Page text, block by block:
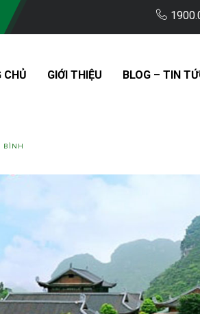
CHỦ GIỚI THIỆU BLOG – TIN
BÌNH